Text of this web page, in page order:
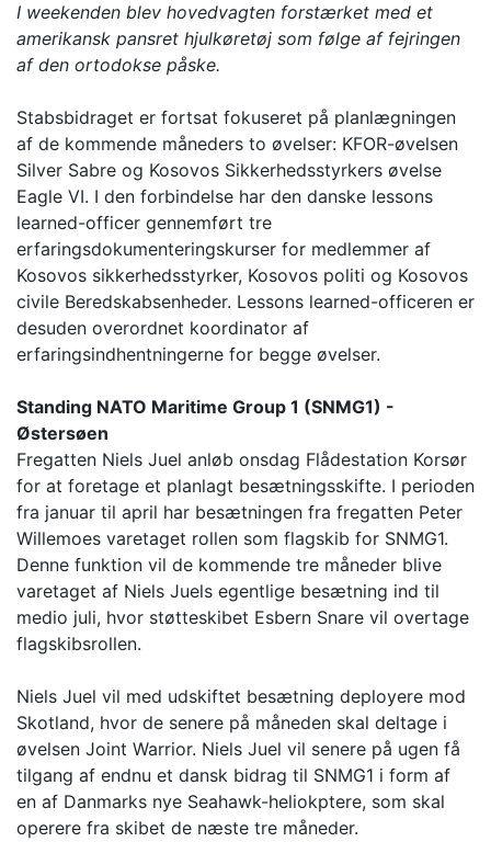
I weekenden blev hovedvagten forstærket med et
amerikansk pansret hjulkøretøj som følge af fejringen
af den ortodokse påske.
Stabsbidraget er fortsat fokuseret på planlægningen
af de kommende måneders to øvelser: KFOR-øvelsen
Silver Sabre og Kosovos Sikkerhedsstyrkers øvelse
Eagle VI. I den forbindelse har den danske lessons
learned-officer gennemført tre
erfaringsdokumenteringskurser for medlemmer af
Kosovos sikkerhedsstyrker, Kosovos politi og Kosovos
civile Beredskabsenheder. Lessons learned-officeren er
desuden overordnet koordinator af
erfaringsindhentningerne for begge øvelser.
Standing NATO Maritime Group 1 (SNMG1) -
Østersøen
Fregatten Niels Juel anløb onsdag Flådestation Korsør
for at foretage et planlagt besætningsskifte. I perioden
fra januar til april har besætningen fra fregatten Peter
Willemoes varetaget rollen som flagskib for SNMG1.
Denne funktion vil de kommende tre måneder blive
varetaget af Niels Juels egentlige besætning ind til
medio juli, hvor støtteskibet Esbern Snare vil overtage
flagskibsrollen.
Niels Juel vil med udskiftet besætning deployere mod
Skotland, hvor de senere på måneden skal deltage i
øvelsen Joint Warrior. Niels Juel vil senere på ugen få
tilgang af endnu et dansk bidrag til SNMG1 i form af
en af Danmarks nye Seahawk-heliokptere, som skal
operere fra skibet de næste tre måneder.